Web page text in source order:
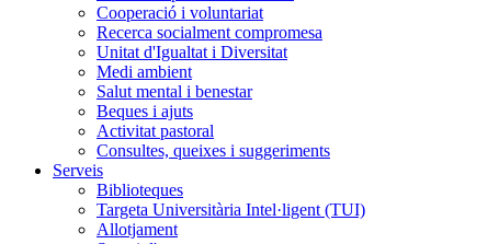
Cooperació i voluntariat
Recerca socialment compromesa
Unitat d'Igualtat i Diversitat
Medi ambient
Salut mental i benestar
Beques i ajuts
Activitat pastoral
Consultes, queixes i suggeriments
Serveis
Biblioteques
Targeta Universitària Intel·ligent (TUI)
Allotjament